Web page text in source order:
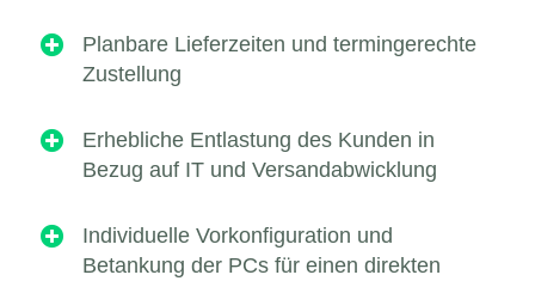

Planbare Lieferzeiten und termingerechte
Zustellung

Erhebliche Entlastung des Kunden in
Bezug auf IT und Versandabwicklung

Individuelle Vorkonfiguration und
Betankung der PCs für einen direkten